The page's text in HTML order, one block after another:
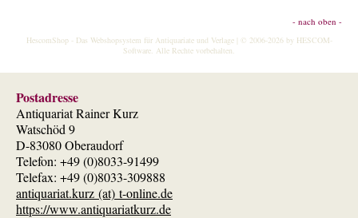
- nach oben -
HescomShop- Das Webshopsystem für Antiquariate und Verlage | © 2006-2026 by HESCOM-
Software. Alle Rechte vorbehalten.
Postadresse
Antiquariat Rainer Kurz
Watschöd 9
D-83080 Oberaudorf
Telefon: +49 (0)8033-91499
Telefax: +49 (0)8033-309888
antiquariat.kurz (at) t-online.de
https://www.antiquariatkurz.de